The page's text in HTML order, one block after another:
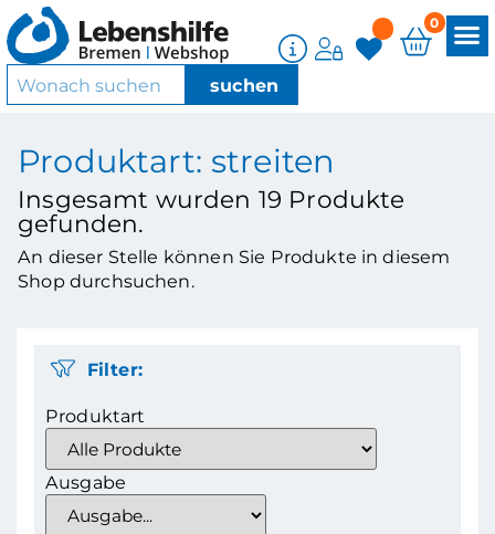
0
Produktart: streiten
Insgesamt wurden 19 Produkte
gefunden.
An dieser Stelle können Sie Produkte in diesem
Shop durchsuchen.
Filter:
Produktart
Ausgabe